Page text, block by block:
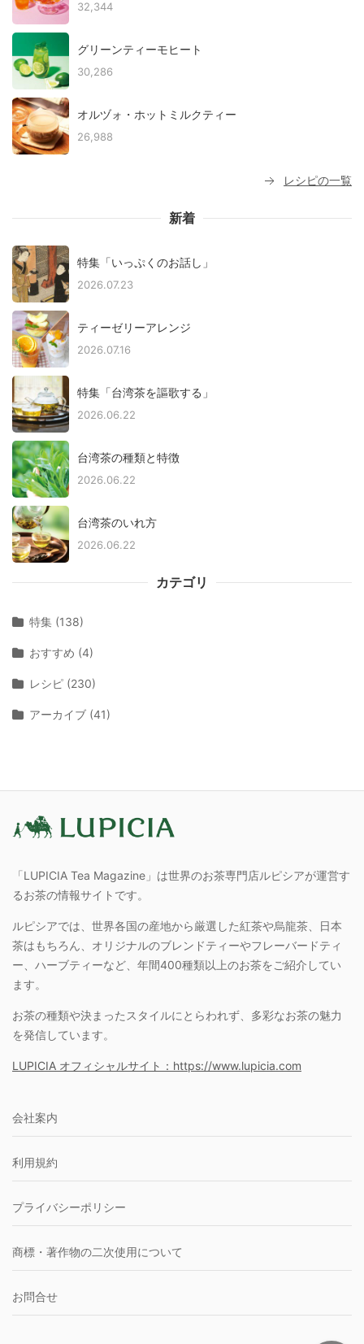
32,344
グリーンティーモヒート
30,286
オルヅォ・ホットミルクティー
26,988
レシピの一覧
新着
特集「いっぷくのお話し」
2026.07.23
ティーゼリーアレンジ
2026.07.16
特集「台湾茶を謳歌する」
2026.06.22
台湾茶の種類と特徴
2026.06.22
台湾茶のいれ方
2026.06.22
カテゴリ
特集 (138)
おすすめ (4)
レシピ (230)
アーカイブ (41)
「LUPICIA Tea Magazine」は世界のお茶専門店ルピシアが運営す
るお茶の情報サイトです。
ルピシアでは、世界各国の産地から厳選した紅茶や烏龍茶、日本
茶はもちろん、オリジナルのブレンドティーやフレーバードティ
ー、ハーブティーなど、年間400種類以上のお茶をご紹介してい
ます。
お茶の種類や決まったスタイルにとらわれず、多彩なお茶の魅力
を発信しています。
LUPICIA オフィシャルサイト：https://www.lupicia.com
会社案内
利用規約
プライバシーポリシー
商標・著作物の二次使用について
お問合せ